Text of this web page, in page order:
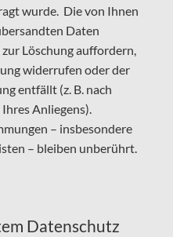
wurde. Die von Ihnen
Daten
Löschung auffordern,
widerrufen oder der
entfällt (z. B. nach
Anliegens).
– insbesondere
– bleiben unberührt.
Datenschutz